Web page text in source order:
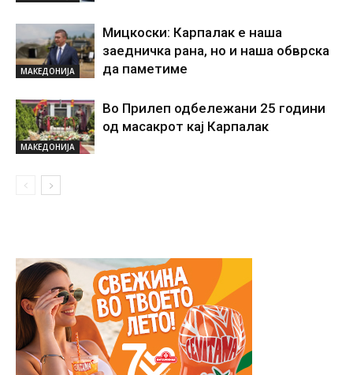
МАКЕДОНИЈА
Мицкоски: Карпалак е наша
заедничка рана, но и наша обврска
да паметиме
МАКЕДОНИЈА
Во Прилеп одбележани 25 години
од масакрот кај Карпалак